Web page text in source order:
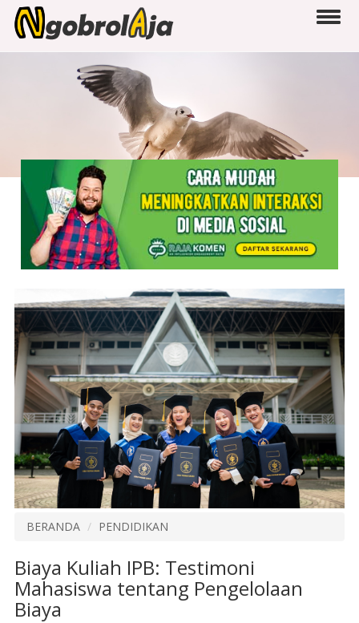
BERANDA PENDIDIKAN
Biaya Kuliah IPB: Testimoni
Mahasiswa tentang Pengelolaan
Biaya